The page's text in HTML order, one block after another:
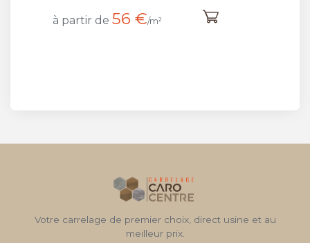
à partir de 20,40 €/m²
Votre carrelage de premier choix, direct usine et au
meilleur prix.